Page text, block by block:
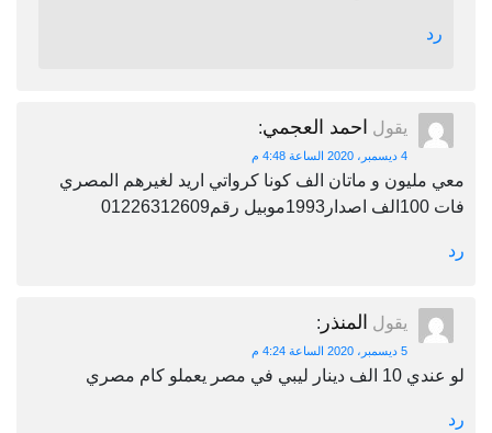
رد
يقول احمد العجمي:
4 ديسمبر، 2020 الساعة 4:48 م
معي مليون و ماتان الف كونا كرواتي اريد لغيرهم المصري
فات 100الف اصدار1993موبيل رقم01226312609
رد
يقول المنذر :
5 ديسمبر، 2020 الساعة 4:24 م
لو عندي 10 الف دينار ليبي في مصر يعملو كام مصري
رد